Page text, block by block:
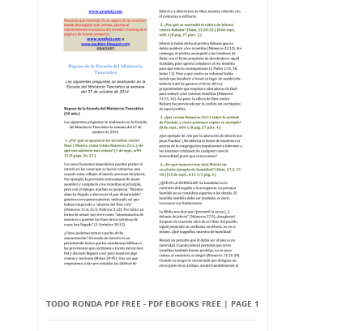
TODO RONDA PDF FREE - PDF EBOOKS FREE | PAGE 1